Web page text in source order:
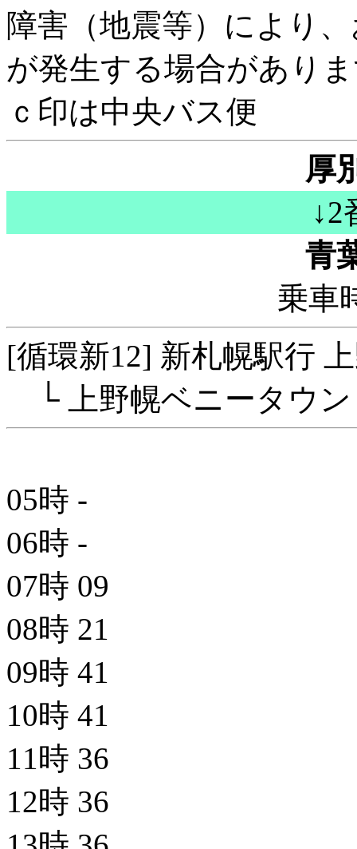
障害（地震等）により
が発生する場合があり
ｃ印は中央バス便
厚
↓2
青
乗車
[循環新12] 新札幌駅行
└ 上野幌ベニータウン
05時 -
06時 -
07時 09
08時 21
09時 41
10時 41
11時 36
12時 36